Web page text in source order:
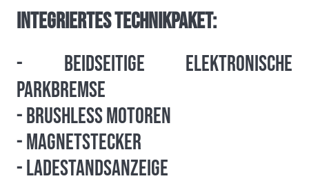
Integriertes Technikpaket:
- Beidseitige elektronische
Parkbremse
- Brushless Motoren
- Magnetstecker
- Ladestandsanzeige